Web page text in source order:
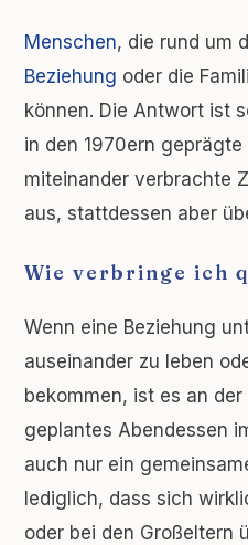
Menschen, die rund um
Beziehung oder die
können. Die Antwort ist
in den 1970ern
miteinander verbrachte
aus, stattdessen aber
Wie verbringe ich
Wenn eine Beziehung
auseinander zu leben
bekommen, ist es an
geplantes Abendessen
auch nur ein
lediglich, dass sich
oder bei den Großeltern